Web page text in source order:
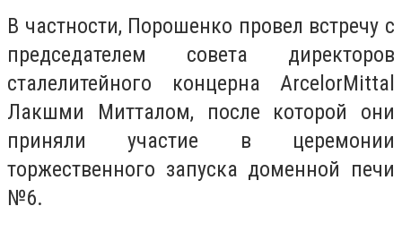
В частности, Порошенко провел встречу с
председателем совета директоров
сталелитейного концерна ArcelorMittal
Лакшми Митталом, после которой они
приняли участие в церемонии
торжественного запуска доменной печи
№6.